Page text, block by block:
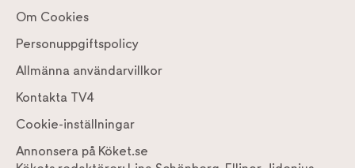
Om Cookies
Personuppgiftspolicy
Allmänna användarvillkor
Kontakta TV4
Cookie-inställningar
Annonsera på Köket.se